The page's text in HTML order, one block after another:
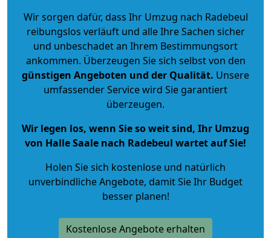
Wir sorgen dafür, dass Ihr Umzug nach Radebeul
reibungslos verläuft und alle Ihre Sachen sicher
und unbeschadet an Ihrem Bestimmungsort
ankommen. Überzeugen Sie sich selbst von den
günstigen Angeboten und der Qualität. Unsere
umfassender Service wird Sie garantiert
überzeugen.
Wir legen los, wenn Sie so weit sind, Ihr Umzug
von Halle Saale nach Radebeul wartet auf Sie!
Holen Sie sich kostenlose und natürlich
unverbindliche Angebote, damit Sie Ihr Budget
besser planen!
Kostenlose Angebote erhalten